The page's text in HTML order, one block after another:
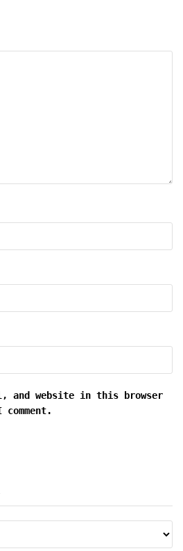
and website in this browser